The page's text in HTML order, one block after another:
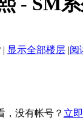
| 显示全部楼层 |阅
，没有帐号？ 立